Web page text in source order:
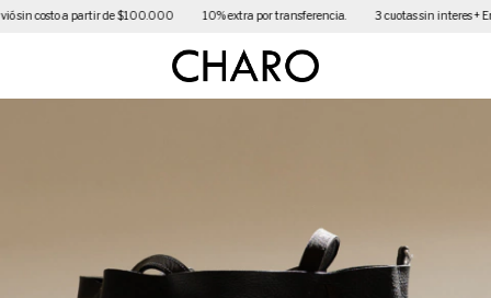
a partir de $100.000 10% extra por transferencia. 3 cuotas sin interes + Envió sin